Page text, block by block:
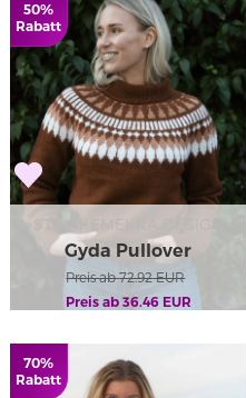
50%
Rabatt
STRIKKEMEKKA DESIGN
Gyda Pullover
Preis ab 72.92EUR
Preis ab 36.46 EUR
70%
Rabatt